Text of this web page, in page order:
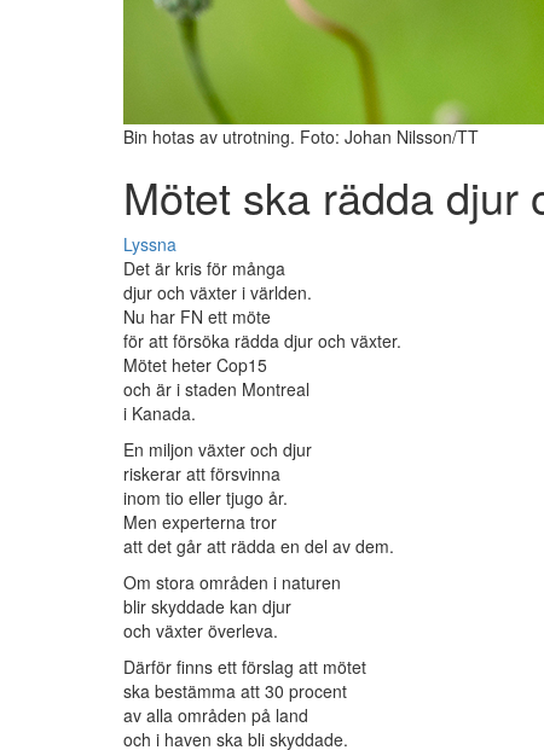
Bin hotas av utrotning. Foto: Johan Nilsson/TT
Mötet ska rädda djur
Lyssna
Det är kris för många
djur och växter i världen.
Nu har FN ett möte
för att försöka rädda djur och växter.
Mötet heter Cop15
och är i staden Montreal
i Kanada.
En miljon växter och djur
riskerar att försvinna
inom tio eller tjugo år.
Men experterna tror
att det går att rädda en del av dem.
Om stora områden i naturen
blir skyddade kan djur
och växter överleva.
Därför finns ett förslag att mötet
ska bestämma att 30 procent
av alla områden på land
och i haven ska bli skyddade.